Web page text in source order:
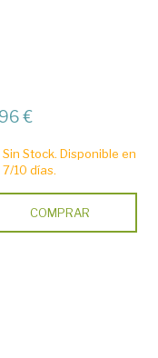
€
Sin Stock. Disponible en
7/10 días.
COMPRAR